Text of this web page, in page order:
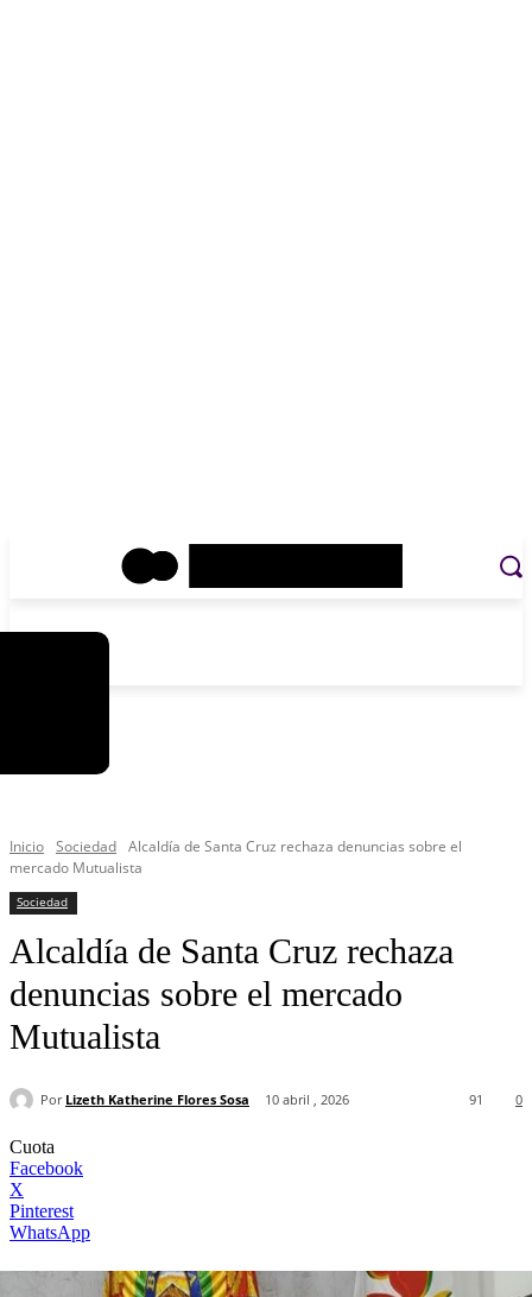
Inicio Sociedad Alcaldía de Santa Cruz rechaza denuncias sobre el
mercado Mutualista
Sociedad
Alcaldía de Santa Cruz rechaza
denuncias sobre el mercado
Mutualista
Por Lizeth Katherine Flores Sosa 10 abril , 2026 0
91
Cuota
Facebook
X
Pinterest
WhatsApp